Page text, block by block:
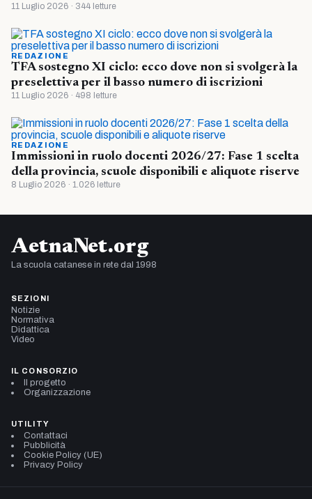
11 Luglio 2026 · 344 letture
REDAZIONE
TFA sostegno XI ciclo: ecco dove non si svolgerà la
preselettiva per il basso numero di iscrizioni
11 Luglio 2026 · 498 letture
REDAZIONE
Immissioni in ruolo docenti 2026/27: Fase 1 scelta
della provincia, scuole disponibili e aliquote riserve
8 Luglio 2026 · 1.026 letture
AetnaNet.org
La scuola catanese in rete dal 1998
SEZIONI
Notizie
Normativa
Didattica
Video
IL CONSORZIO
Il progetto
Organizzazione
UTILITY
Contattaci
Pubblicità
Cookie Policy (UE)
Privacy Policy